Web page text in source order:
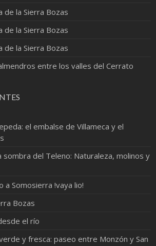
de la Sierra Bozas
de la Sierra Bozas
de la Sierra Bozas
entre los valles del Cerrato
el embalse de Villameca y el
sombra del Teleno: Naturaleza, molinos y
a Somosierra !vaya lio!
Bozas
el río
y fresca: paseo entre Monzón y San